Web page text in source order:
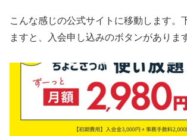
こんな感じの公式サイトに移動します。
ますと、入会申し込みのボタンがありま